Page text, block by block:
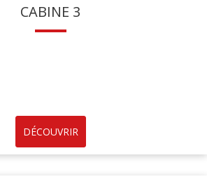
CABINE 3
DÉCOUVRIR